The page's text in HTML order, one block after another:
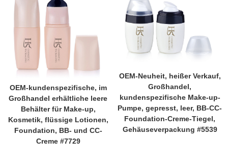
OEM-kundenspezifische, im
Großhandel erhältliche leere
Behälter für Make-up,
Kosmetik, flüssige Lotionen,
Foundation, BB- und CC-
Creme #7729
OEM-Neuheit, heißer Verkauf,
Großhandel,
kundenspezifische Make-up-
Pumpe, gepresst, leer, BB-CC-
Foundation-Creme-Tiegel,
Gehäuseverpackung #5539